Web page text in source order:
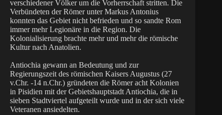
verschiedener Völker um die Vorherrschaft stritten. Die
Verbündeten der Römer unter Markus Antonius
konnten das Gebiet nicht befrieden und so sandte Rom
immer mehr Legionäre in die Region. Die
Kolonialisierung brachte mehr und mehr die römische
Kultur nach Anatolien.
Antiochia gewann an Bedeutung und zur
Regierungszeit des römischen Kaisers Augustus (27
v.Chr. -14 n.Chr.) gründeten die Römer acht Kolonien
in Pisidien mit der Gebietshauptstadt Antiochia, die in
sieben Stadtviertel aufgeteilt wurde und in der sich viele
Veteranen ansiedelten.